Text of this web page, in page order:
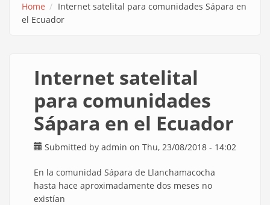
Home
Internet satelital para comunidades Sápara en
el Ecuador
Internet satelital
para comunidades
Sápara en el Ecuador
Submitted by admin on Thu, 23/08/2018 - 14:02
En la comunidad Sápara de Llanchamacocha
hasta hace aproximadamente dos meses no
existían